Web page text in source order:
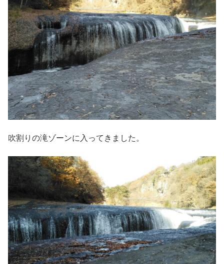
吹割りの滝ゾーンに入ってきました。